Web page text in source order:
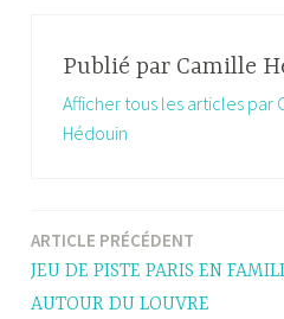
Publié par Camille
Afficher tous les articles par
Hédouin
Navigation
ARTICLE PRÉCÉDENT
JEU DE PISTE PARIS EN
AUTOUR DU LOUVRE